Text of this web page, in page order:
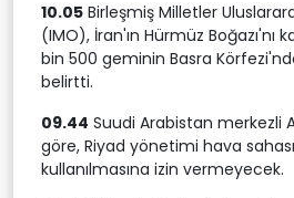
10.05 Birleşmiş Milletler
(IMO), İran'ın Hürmüz Boğazı'nı
bin 500 geminin Basra
belirtti.
09.44 Suudi Arabistan merkezli
göre, Riyad yönetimi hava
kullanılmasına izin vermeyecek.